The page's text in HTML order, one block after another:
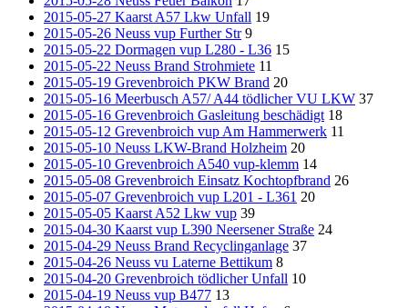
2015-05-27 Kaarst A57 Lkw Unfall 19
2015-05-26 Neuss vup Further Str 9
2015-05-22 Dormagen vup L280 - L36 15
2015-05-22 Neuss Brand Strohmiete 11
2015-05-19 Grevenbroich PKW Brand 20
2015-05-16 Meerbusch A57/ A44 tödlicher VU LKW 37
2015-05-16 Grevenbroich Gasleitung beschädigt 18
2015-05-12 Grevenbroich vup Am Hammerwerk 11
2015-05-10 Neuss LKW-Brand Holzheim 20
2015-05-10 Grevenbroich A540 vup-klemm 14
2015-05-08 Grevenbroich Einsatz Kochtopfbrand 26
2015-05-07 Grevenbroich vup L201 - L361 20
2015-05-05 Kaarst A52 Lkw vup 39
2015-04-30 Kaarst vup L390 Neersener Straße 24
2015-04-29 Neuss Brand Recyclinganlage 37
2015-04-26 Neuss vu Laterne Bettikum 8
2015-04-20 Grevenbroich tödlicher Unfall 10
2015-04-19 Neuss vup B477 13